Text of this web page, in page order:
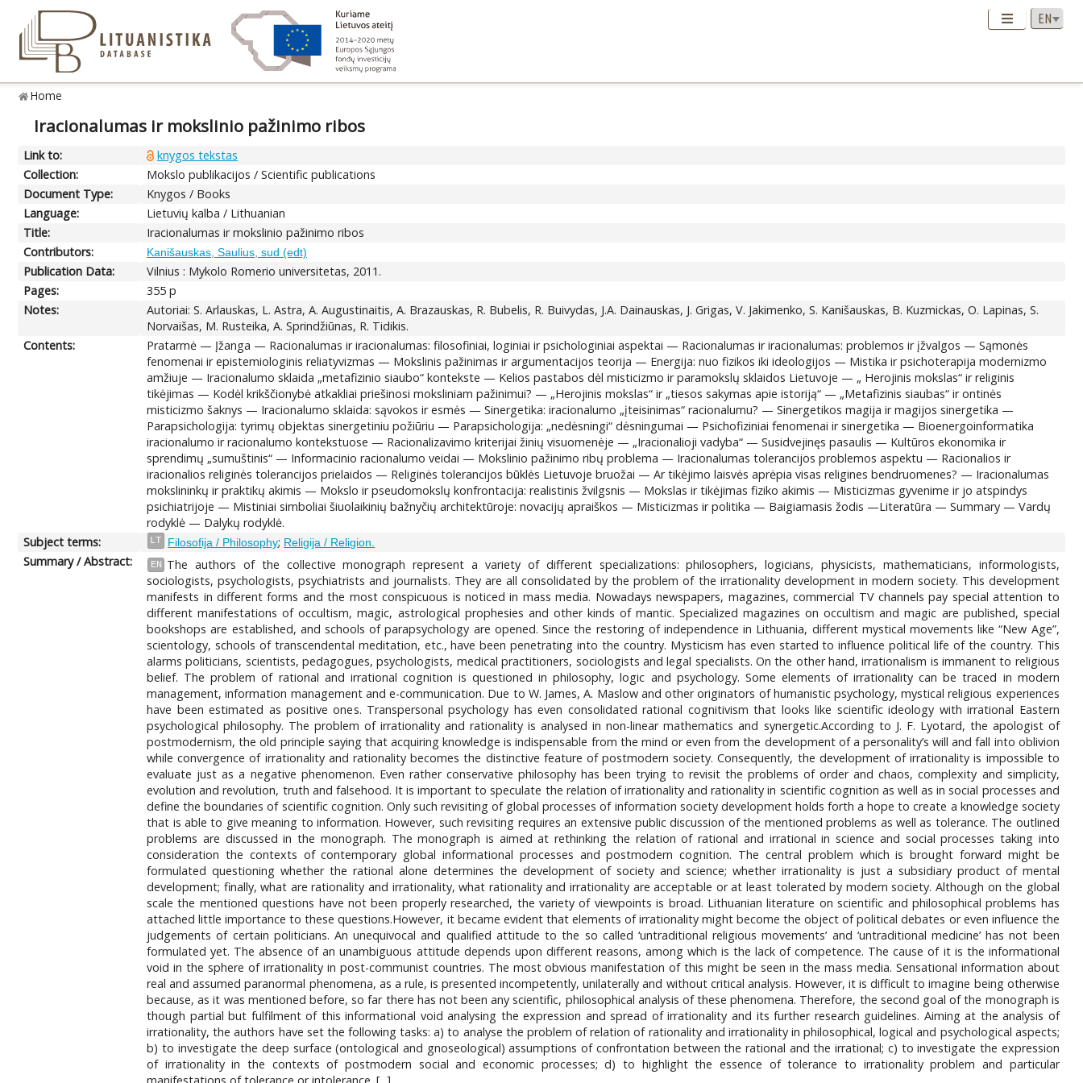
Home
Iracionalumas ir mokslinio pažinimo ribos
Link to:
knygos tekstas
Collection:
Mokslo publikacijos / Scientific publications
Document Type:
Knygos / Books
Language:
Lietuvių kalba / Lithuanian
Title:
Iracionalumas ir mokslinio pažinimo ribos
Contributors:
Kanišauskas, Saulius, sud (edt)
Publication Data:
Vilnius : Mykolo Romerio universitetas, 2011.
Pages:
355 p
Notes:
Autoriai: S. Arlauskas, L. Astra, A. Augustinaitis, A. Brazauskas, R. Bubelis, R. Buivydas, J.A. Dainauskas, J. Grigas, V. Jakimenko, S. Kanišauskas, B. Kuzmickas, O. Lapinas, S.
Norvaišas, M. Rusteika, A. Sprindžiūnas, R. Tidikis.
Contents:
Pratarmė — Įžanga — Racionalumas ir iracionalumas: filosofiniai, loginiai ir psichologiniai aspektai — Racionalumas ir iracionalumas: problemos ir įžvalgos — Sąmonės
fenomenai ir epistemiologinis reliatyvizmas — Mokslinis pažinimas ir argumentacijos teorija — Energija: nuo fizikos iki ideologijos — Mistika ir psichoterapija modernizmo
amžiuje — Iracionalumo sklaida „metafizinio siaubo“ kontekste — Kelios pastabos dėl misticizmo ir paramokslų sklaidos Lietuvoje — „ Herojinis mokslas“ ir religinis
tikėjimas — Kodėl krikščionybė atkakliai priešinosi moksliniam pažinimui? — „Herojinis mokslas“ ir „tiesos sakymas apie istoriją“ — „Metafizinis siaubas“ ir ontinės
misticizmo šaknys — Iracionalumo sklaida: sąvokos ir esmės — Sinergetika: iracionalumo „įteisinimas“ racionalumu? — Sinergetikos magija ir magijos sinergetika —
Parapsichologija: tyrimų objektas sinergetiniu požiūriu — Parapsichologija: „nedėsningi“ dėsningumai — Psichofiziniai fenomenai ir sinergetika — Bioenergoinformatika
iracionalumo ir racionalumo kontekstuose — Racionalizavimo kriterijai žinių visuomenėje — „Iracionalioji vadyba“ — Susidvejinęs pasaulis — Kultūros ekonomika ir
sprendimų „sumuštinis“ — Informacinio racionalumo veidai — Mokslinio pažinimo ribų problema — Iracionalumas tolerancijos problemos aspektu — Racionalios ir
iracionalios religinės tolerancijos prielaidos — Religinės tolerancijos būklės Lietuvoje bruožai — Ar tikėjimo laisvės aprėpia visas religines bendruomenes? — Iracionalumas
mokslininkų ir praktikų akimis — Mokslo ir pseudomokslų konfrontacija: realistinis žvilgsnis — Mokslas ir tikėjimas fiziko akimis — Misticizmas gyvenime ir jo atspindys
psichiatrijoje — Mistiniai simboliai šiuolaikinių bažnyčių architektūroje: novacijų apraiškos — Misticizmas ir politika — Baigiamasis žodis —Literatūra — Summary — Vardų
rodyklė — Dalykų rodyklė.
Subject terms:
LT Filosofija / Philosophy; Religija / Religion.
Summary / Abstract: EN
The authors of the collective monograph represent a variety of different specializations: philosophers, logicians, physicists, mathematicians, informologists,
sociologists, psychologists, psychiatrists and journalists. They are all consolidated by the problem of the irrationality development in modern society. This development
manifests in different forms and the most conspicuous is noticed in mass media. Nowadays newspapers, magazines, commercial TV channels pay special attention to
different manifestations of occultism, magic, astrological prophesies and other kinds of mantic. Specialized magazines on occultism and magic are published, special
bookshops are established, and schools of parapsychology are opened. Since the restoring of independence in Lithuania, different mystical movements like “New Age”,
scientology, schools of transcendental meditation, etc., have been penetrating into the country. Mysticism has even started to influence political life of the country. This
alarms politicians, scientists, pedagogues, psychologists, medical practitioners, sociologists and legal specialists. On the other hand, irrationalism is immanent to religious
belief. The problem of rational and irrational cognition is questioned in philosophy, logic and psychology. Some elements of irrationality can be traced in modern
management, information management and e-communication. Due to W. James, A. Maslow and other originators of humanistic psychology, mystical religious experiences
have been estimated as positive ones. Transpersonal psychology has even consolidated rational cognitivism that looks like scientific ideology with irrational Eastern
psychological philosophy. The problem of irrationality and rationality is analysed in non-linear mathematics and synergetic.According to J. F. Lyotard, the apologist of
postmodernism, the old principle saying that acquiring knowledge is indispensable from the mind or even from the development of a personality’s will and fall into oblivion
while convergence of irrationality and rationality becomes the distinctive feature of postmodern society. Consequently, the development of irrationality is impossible to
evaluate just as a negative phenomenon. Even rather conservative philosophy has been trying to revisit the problems of order and chaos, complexity and simplicity,
evolution and revolution, truth and falsehood. It is important to speculate the relation of irrationality and rationality in scientific cognition as well as in social processes and
define the boundaries of scientific cognition. Only such revisiting of global processes of information society development holds forth a hope to create a knowledge society
that is able to give meaning to information. However, such revisiting requires an extensive public discussion of the mentioned problems as well as tolerance. The outlined
problems are discussed in the monograph. The monograph is aimed at rethinking the relation of rational and irrational in science and social processes taking into
consideration the contexts of contemporary global informational processes and postmodern cognition. The central problem which is brought forward might be
formulated questioning whether the rational alone determines the development of society and science; whether irrationality is just a subsidiary product of mental
development; finally, what are rationality and irrationality, what rationality and irrationality are acceptable or at least tolerated by modern society. Although on the global
scale the mentioned questions have not been properly researched, the variety of viewpoints is broad. Lithuanian literature on scientific and philosophical problems has
attached little importance to these questions.However, it became evident that elements of irrationality might become the object of political debates or even influence the
judgements of certain politicians. An unequivocal and qualified attitude to the so called ‘untraditional religious movements’ and ‘untraditional medicine’ has not been
formulated yet. The absence of an unambiguous attitude depends upon different reasons, among which is the lack of competence. The cause of it is the informational
void in the sphere of irrationality in post-communist countries. The most obvious manifestation of this might be seen in the mass media. Sensational information about
real and assumed paranormal phenomena, as a rule, is presented incompetently, unilaterally and without critical analysis. However, it is difficult to imagine being otherwise
because, as it was mentioned before, so far there has not been any scientific, philosophical analysis of these phenomena. Therefore, the second goal of the monograph is
though partial but fulfilment of this informational void analysing the expression and spread of irrationality and its further research guidelines. Aiming at the analysis of
irrationality, the authors have set the following tasks: a) to analyse the problem of relation of rationality and irrationality in philosophical, logical and psychological aspects;
b) to investigate the deep surface (ontological and gnoseological) assumptions of confrontation between the rational and the irrational; c) to investigate the expression
of irrationality in the contexts of postmodern social and economic processes; d) to highlight the essence of tolerance to irrationality problem and particular